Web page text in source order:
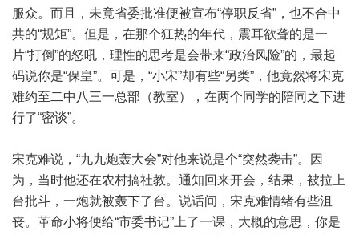
服众。而且，未竟省委批准便被宣布“停职反省”，也不合中
共的“规矩”。但是，在那个狂热的年代，震耳欲聋的是一
片“打倒”的怒吼，理性的思考是会带来“政治风险”的，最起
码说你是“保皇”。可是，“小宋”却有些“另类”，他竟然将宋克
难约至二中八三一总部（教室），在两个同学的陪同之下进
行了“密谈”。
宋克难说，“九九炮轰大会”对他来说是个“突然袭击”。因
为，当时他还在农村搞社教。通知回来开会，结果，被拉上
台批斗，一炮就被轰下了台。说话间，宋克难情绪有些沮
丧。革命小将便给“市委书记”上了一课，大概的意思，你是